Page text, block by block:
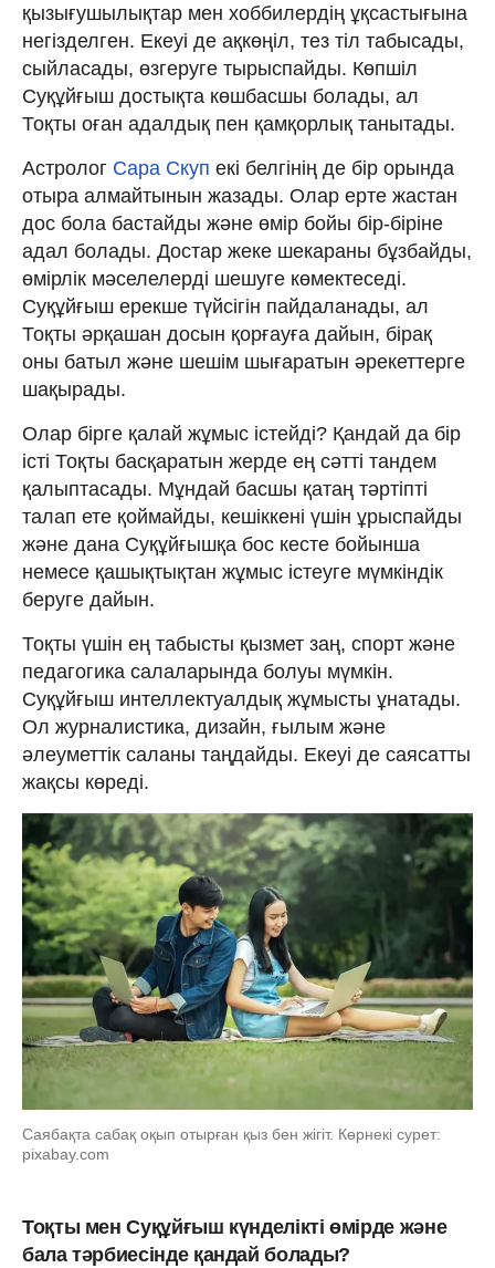
қызығушылықтар мен хоббилердің ұқсастығына
негізделген. Екеуі де ақкөңіл, тез тіл табысады,
сыйласады, өзгеруге тырыспайды. Көпшіл
Суқұйғыш достықта көшбасшы болады, ал
Тоқты оған адалдық пен қамқорлық танытады.
Астролог Сара Скуп екі белгінің де бір орында
отыра алмайтынын жазады. Олар ерте жастан
дос бола бастайды және өмір бойы бір-біріне
адал болады. Достар жеке шекараны бұзбайды,
өмірлік мәселелерді шешуге көмектеседі.
Суқұйғыш ерекше түйсігін пайдаланады, ал
Тоқты әрқашан досын қорғауға дайын, бірақ
оны батыл және шешім шығаратын әрекеттерге
шақырады.
Олар бірге қалай жұмыс істейді? Қандай да бір
істі Тоқты басқаратын жерде ең сәтті тандем
қалыптасады. Мұндай басшы қатаң тәртіпті
талап ете қоймайды, кешіккені үшін ұрыспайды
және дана Суқұйғышқа бос кесте бойынша
немесе қашықтықтан жұмыс істеуге мүмкіндік
беруге дайын.
Тоқты үшін ең табысты қызмет заң, спорт және
педагогика салаларында болуы мүмкін.
Суқұйғыш интеллектуалдық жұмысты ұнатады.
Ол журналистика, дизайн, ғылым және
әлеуметтік саланы таңдайды. Екеуі де саясатты
жақсы көреді.
Саябақта сабақ оқып отырған қыз бен жігіт. Көрнекі сурет:
pixabay.com
Тоқты мен Суқұйғыш күнделікті өмірде және
бала тәрбиесінде қандай болады?